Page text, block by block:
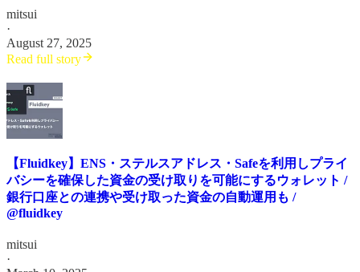
mitsui
·
August 27, 2025
Read full story
【Fluidkey】ENS・ステルスアドレス・Safeを利用しプライ
バシーを確保した資金の受け取りを可能にするウォレット /
銀行口座との連携や受け取った資金の自動運用も /
@fluidkey
mitsui
·